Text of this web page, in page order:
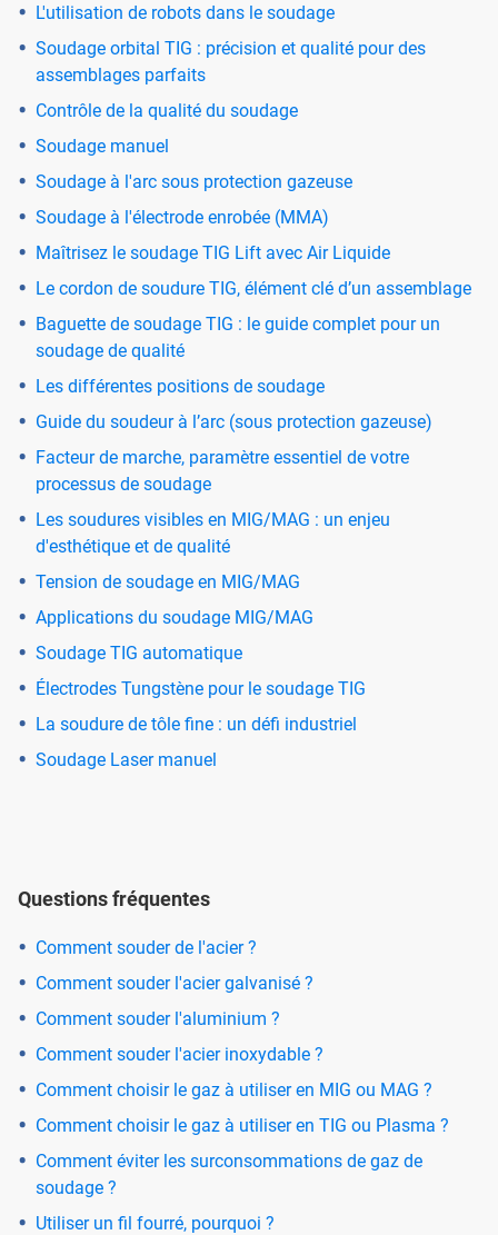
L'utilisation de robots dans le soudage
Soudage orbital TIG : précision et qualité pour des
assemblages parfaits
Contrôle de la qualité du soudage
Soudage manuel
Soudage à l'arc sous protection gazeuse
Soudage à l'électrode enrobée (MMA)
Maîtrisez le soudage TIG Lift avec Air Liquide
Le cordon de soudure TIG, élément clé d’un assemblage
Baguette de soudage TIG : le guide complet pour un
soudage de qualité
Les différentes positions de soudage
Guide du soudeur à l’arc (sous protection gazeuse)
Facteur de marche, paramètre essentiel de votre
processus de soudage
Les soudures visibles en MIG/MAG : un enjeu
d'esthétique et de qualité
Tension de soudage en MIG/MAG
Applications du soudage MIG/MAG
Soudage TIG automatique
Électrodes Tungstène pour le soudage TIG
La soudure de tôle fine : un défi industriel
Soudage Laser manuel
Questions fréquentes
Comment souder de l'acier ?
Comment souder l'acier galvanisé ?
Comment souder l'aluminium ?
Comment souder l'acier inoxydable ?
Comment choisir le gaz à utiliser en MIG ou MAG ?
Comment choisir le gaz à utiliser en TIG ou Plasma ?
Comment éviter les surconsommations de gaz de
soudage ?
Utiliser un fil fourré, pourquoi ?